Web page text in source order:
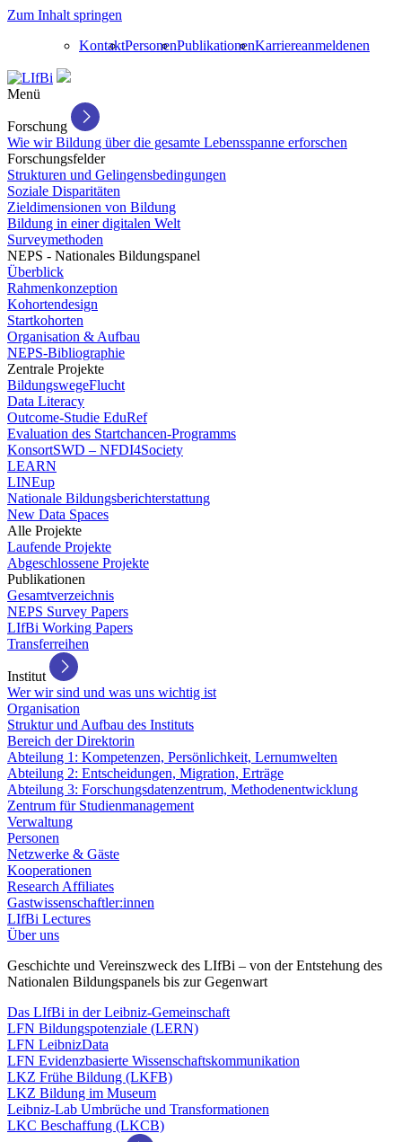
Zum Inhalt springen
KontaktPersonenPublikationenKarriereanmeldenen
Menü
Forschung
Wie wir Bildung über die gesamte Lebensspanne erforschen
Forschungsfelder
Strukturen und Gelingensbedingungen
Soziale Disparitäten
Zieldimensionen von Bildung
Bildung in einer digitalen Welt
Surveymethoden
NEPS - Nationales Bildungspanel
Überblick
Rahmenkonzeption
Kohortendesign
Startkohorten
Organisation & Aufbau
NEPS-Bibliographie
Zentrale Projekte
BildungswegeFlucht
Data Literacy
Outcome-Studie EduRef
Evaluation des Startchancen-Programms
KonsortSWD – NFDI4Society
LEARN
LINEup
Nationale Bildungsberichterstattung
New Data Spaces
Alle Projekte
Laufende Projekte
Abgeschlossene Projekte
Publikationen
Gesamtverzeichnis
NEPS Survey Papers
LIfBi Working Papers
Transferreihen
Institut
Wer wir sind und was uns wichtig ist
Organisation
Struktur und Aufbau des Instituts
Bereich der Direktorin
Abteilung 1: Kompetenzen, Persönlichkeit, Lernumwelten
Abteilung 2: Entscheidungen, Migration, Erträge
Abteilung 3: Forschungsdatenzentrum, Methodenentwicklung
Zentrum für Studienmanagement
Verwaltung
Personen
Netzwerke & Gäste
Kooperationen
Research Affiliates
Gastwissenschaftler:innen
LIfBi Lectures
Über uns
Geschichte und Vereinszweck des LIfBi – von der Entstehung des
Nationalen Bildungspanels bis zur Gegenwart
Das LIfBi in der Leibniz-Gemeinschaft
LFN Bildungspotenziale (LERN)
LFN LeibnizData
LFN Evidenzbasierte Wissenschaftskommunikation
LKZ Frühe Bildung (LKFB)
LKZ Bildung im Museum
Leibniz-Lab Umbrüche und Transformationen
LKC Beschaffung (LKCB)